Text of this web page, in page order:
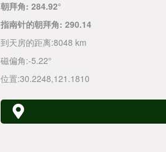
朝拜角: 284.92°
指南针的朝拜角: 290.14
到天房的距离:8048 km
磁偏角:-5.22°
位置:30.2248,121.1810